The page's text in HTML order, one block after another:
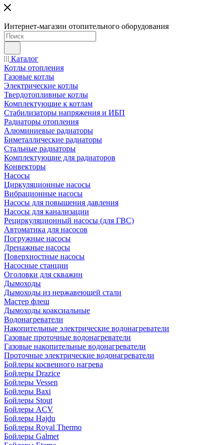
Интернет-магазин отопительного оборудования
Каталог
Котлы отопления
Газовые котлы
Электрические котлы
Твердотопливные котлы
Комплектующие к котлам
Стабилизаторы напряжения и ИБП
Радиаторы отопления
Алюминиевые радиаторы
Биметаллические радиаторы
Стальные радиаторы
Комплектующие для радиаторов
Конвекторы
Насосы
Циркуляционные насосы
Вибрационные насосы
Насосы для повышения давления
Насосы для канализации
Рециркуляционный насосы (для ГВС)
Автоматика для насосов
Погружные насосы
Дренажные насосы
Поверхностные насосы
Насосные станции
Оголовки для скважин
Дымоходы
Дымоходы из нержавеющей стали
Мастер флеш
Дымоходы коаксиальные
Водонагреватели
Накопительные электрические водонагреватели
Газовые проточные водонагреватели
Газовые накопительные водонагреватели
Проточные электрические водонагреватели
Бойлеры косвенного нагрева
Бойлеры Drazice
Бойлеры Vessen
Бойлеры Baxi
Бойлеры Stout
Бойлеры ACV
Бойлеры Hajdu
Бойлеры Royal Thermo
Бойлеры Galmet